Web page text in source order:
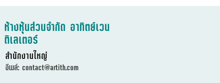
ห้างหุ้นส่วนจำกัด อาทิตย์เวน
ติเลเตอร์
สำนักงานใหญ่
อีเมล์:contact@artith.com